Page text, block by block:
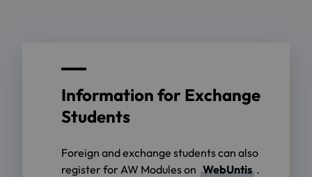
Information for Exchange
Students
Foreign and exchange students can also
register for AW Modules on WebUntis .